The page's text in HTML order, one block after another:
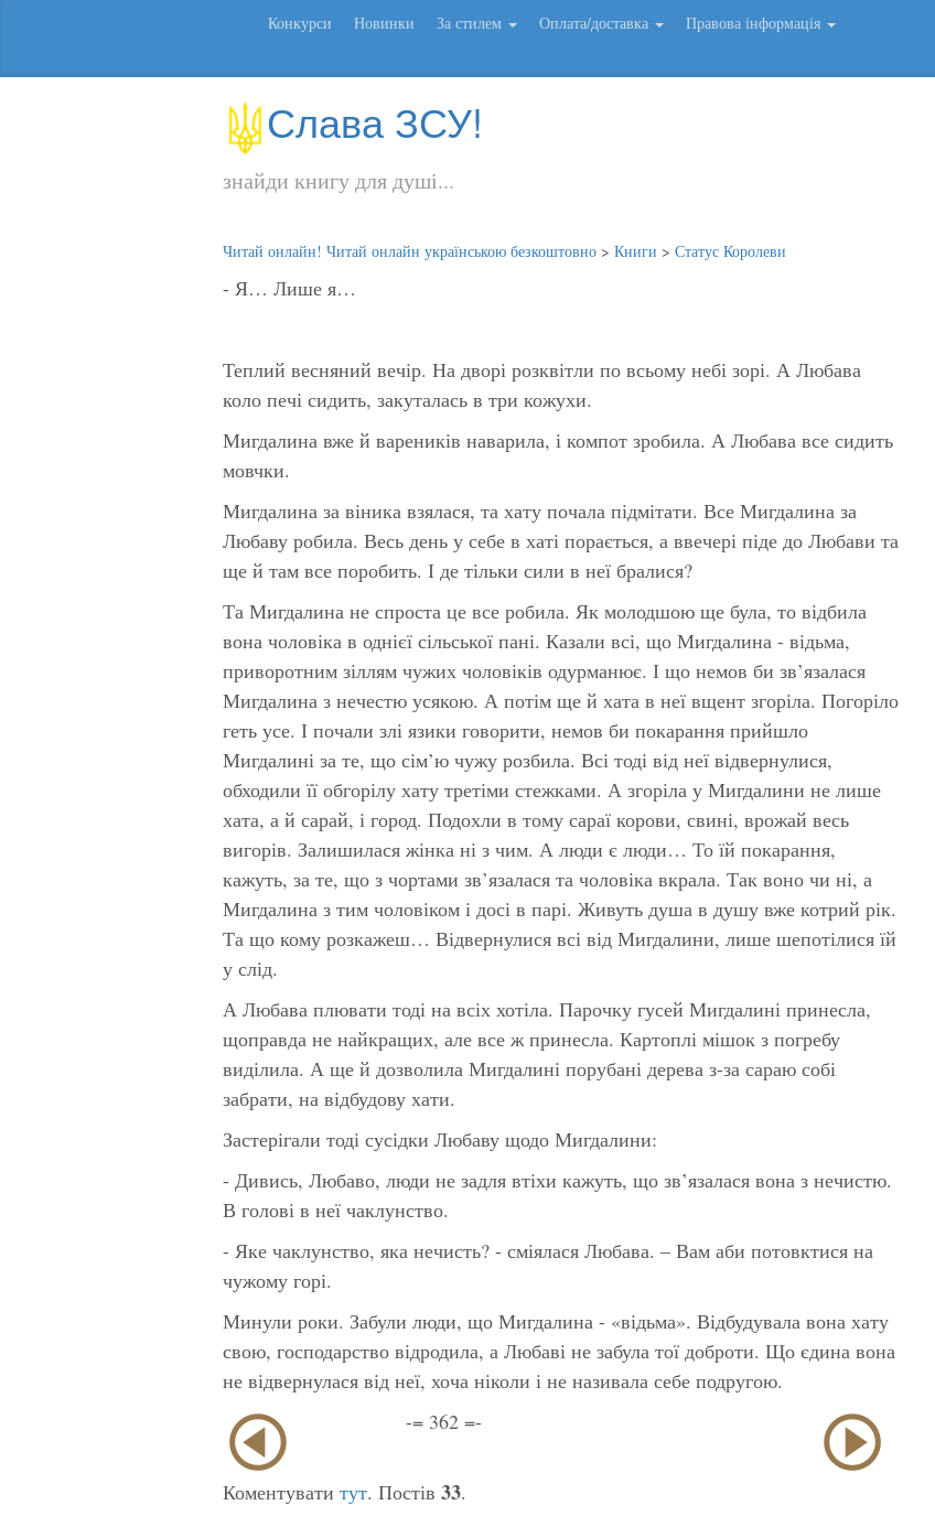
Конкурси Новинки За стилем Оплата/доставка Правова інформація
Слава ЗСУ!
знайди книгу для душі...
Читай онлайн! Читай онлайн українською безкоштовно > Книги > Статус Королеви
- Я… Лише я…
Теплий весняний вечір. На дворі розквітли по всьому небі зорі. А Любава
коло печі сидить, закуталась в три кожухи.
Мигдалина вже й вареників наварила, і компот зробила. А Любава все сидить
мовчки.
Мигдалина за віника взялася, та хату почала підмітати. Все Мигдалина за
Любаву робила. Весь день у себе в хаті порається, а ввечері піде до Любави та
ще й там все поробить. І де тільки сили в неї бралися?
Та Мигдалина не спроста це все робила. Як молодшою ще була, то відбила
вона чоловіка в однієї сільської пані. Казали всі, що Мигдалина - відьма,
приворотним зіллям чужих чоловіків одурманює. І що немов би зв’язалася
Мигдалина з нечестю усякою. А потім ще й хата в неї вщент згоріла. Погоріло
геть усе. І почали злі язики говорити, немов би покарання прийшло
Мигдалині за те, що сім’ю чужу розбила. Всі тоді від неї відвернулися,
обходили її обгорілу хату третіми стежками. А згоріла у Мигдалини не лише
хата, а й сарай, і город. Подохли в тому сараї корови, свині, врожай весь
вигорів. Залишилася жінка ні з чим. А люди є люди… То їй покарання,
кажуть, за те, що з чортами зв’язалася та чоловіка вкрала. Так воно чи ні, а
Мигдалина з тим чоловіком і досі в парі. Живуть душа в душу вже котрий рік.
Та що кому розкажеш… Відвернулися всі від Мигдалини, лише шепотілися їй
у слід.
А Любава плювати тоді на всіх хотіла. Парочку гусей Мигдалині принесла,
щоправда не найкращих, але все ж принесла. Картоплі мішок з погребу
виділила. А ще й дозволила Мигдалині порубані дерева з-за сараю собі
забрати, на відбудову хати.
Застерігали тоді сусідки Любаву щодо Мигдалини:
- Дивись, Любаво, люди не задля втіхи кажуть, що зв’язалася вона з нечистю.
В голові в неї чаклунство.
- Яке чаклунство, яка нечисть? - сміялася Любава. – Вам аби потовктися на
чужому горі.
Минули роки. Забули люди, що Мигдалина - «відьма». Відбудувала вона хату
свою, господарство відродила, а Любаві не забула тої доброти. Що єдина вона
не відвернулася від неї, хоча ніколи і не називала себе подругою.
-= 362 =-
Коментувати тут. Постів 33.